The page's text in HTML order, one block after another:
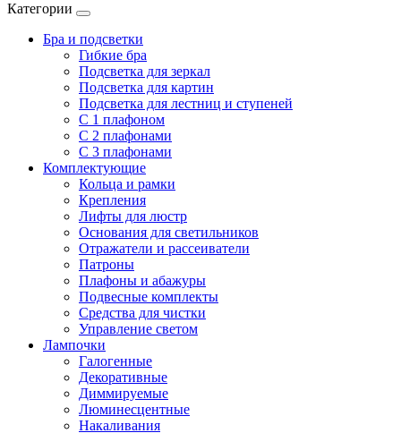
Категории
Бра и подсветки
Гибкие бра
Подсветка для зеркал
Подсветка для картин
Подсветка для лестниц и ступеней
С 1 плафоном
С 2 плафонами
С 3 плафонами
Комплектующие
Кольца и рамки
Крепления
Лифты для люстр
Основания для светильников
Отражатели и рассеиватели
Патроны
Плафоны и абажуры
Подвесные комплекты
Средства для чистки
Управление светом
Лампочки
Галогенные
Декоративные
Диммируемые
Люминесцентные
Накаливания